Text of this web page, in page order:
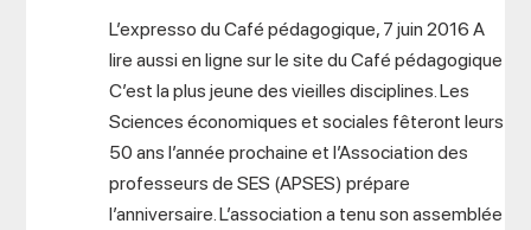
L’expresso du Café pédagogique, 7 juin 2016 A
lire aussi en ligne sur le site du Café pédagogique
C’est la plus jeune des vieilles disciplines. Les
Sciences économiques et sociales fêteront leurs
50 ans l’année prochaine et l’Association des
professeurs de SES (APSES) prépare
l’anniversaire. L’association a tenu son assemblée